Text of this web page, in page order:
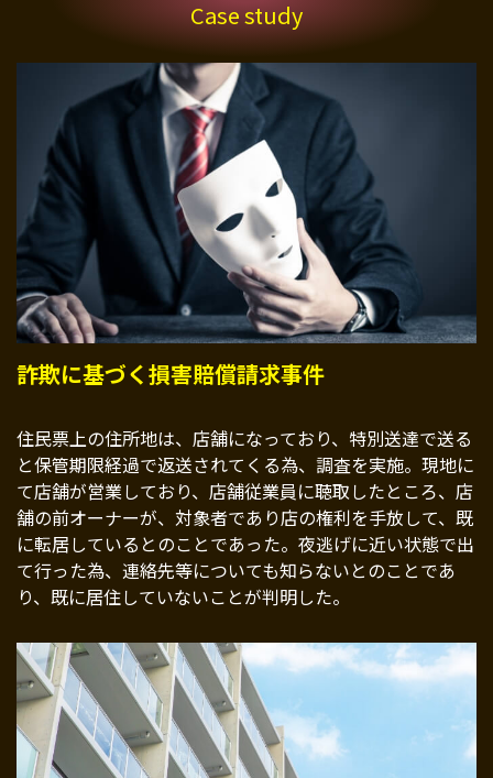
Case study
詐欺に基づく損害賠償請求事件
住民票上の住所地は、店舗になっており、特別送達で送る
と保管期限経過で返送されてくる為、調査を実施。現地に
て店舗が営業しており、店舗従業員に聴取したところ、店
舗の前オーナーが、対象者であり店の権利を手放して、既
に転居しているとのことであった。夜逃げに近い状態で出
て行った為、連絡先等についても知らないとのことであ
り、既に居住していないことが判明した。